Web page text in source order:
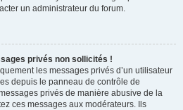
un administrateur du forum.
privés non sollicités !
les messages privés d’un utilisateur
depuis le panneau de contrôle de
privés de manière abusive de la
ces messages aux modérateurs. Ils